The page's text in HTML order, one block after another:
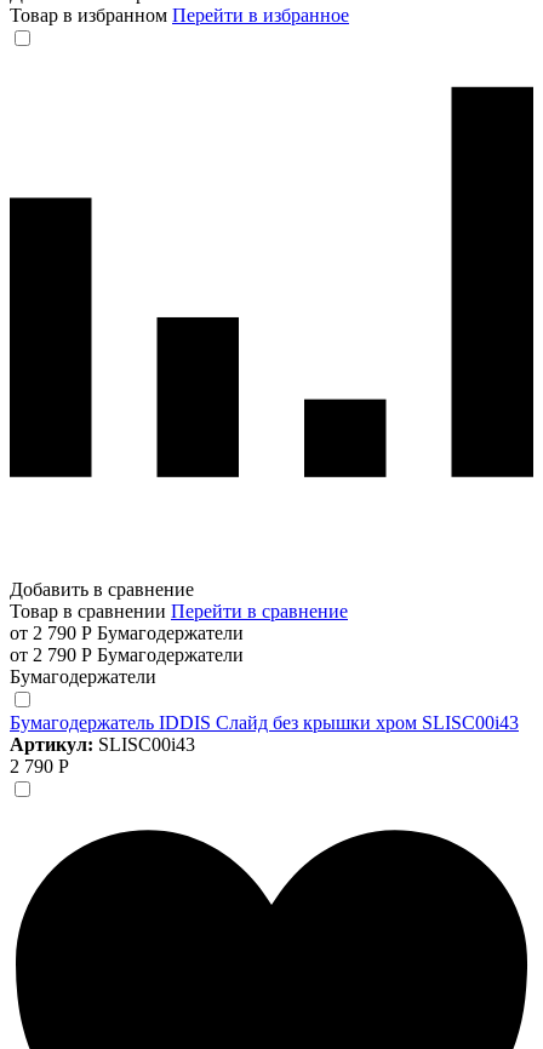
Товар в избранном Перейти в избранное
Добавить в сравнение
Товар в сравнении Перейти в сравнение
от 2 790 Р Бумагодержатели
от 2 790 Р Бумагодержатели
Бумагодержатели
Бумагодержатель IDDIS Слайд без крышки хром SLISC00i43
Артикул: SLISC00i43
2 790 Р